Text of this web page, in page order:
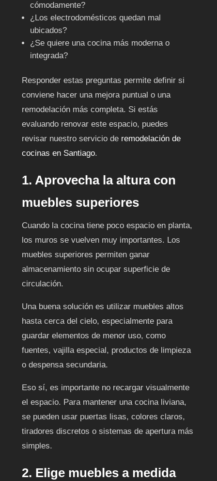
cómodamente?
¿Los electrodomésticos quedan mal
ubicados?
¿Se quiere una cocina más moderna o
integrada?
Responder estas preguntas permite definir si
conviene hacer una mejora puntual o una
remodelación más completa. Si estás
evaluando renovar este espacio, puedes
revisar nuestro servicio de remodelación de
cocinas en Santiago.
1. Aprovecha la altura con
muebles superiores
Cuando la cocina tiene poco espacio en planta,
los muros se vuelven muy importantes. Los
muebles superiores permiten ganar
almacenamiento sin ocupar superficie de
circulación.
Una buena solución es utilizar muebles altos
hasta cerca del cielo, especialmente para
guardar elementos de menor uso, como
fuentes, vajilla especial, productos de limpieza
o despensa secundaria.
Eso sí, es importante no recargar visualmente
el espacio. Para mantener una cocina liviana,
se pueden usar puertas lisas, colores claros,
tiradores discretos o sistemas de apertura más
simples.
2. Elige muebles a medida